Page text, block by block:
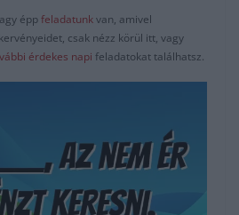
éppfeladatunkvan, amivel
csak nézz körül itt, vagy
érdekes napi feladatokat találhatsz.